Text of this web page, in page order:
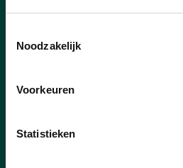
Noodzakelijk
Voorkeuren
Statistieken
Er worden enkel
identiteitskaart en
partner meebrengen (of
meebrengen, samen
inkomsten en